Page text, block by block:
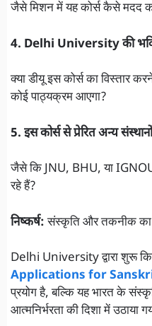
जैसे मिशन में यह कोर्स कैसे मदद
4. Delhi University की
क्या डीयू इस कोर्स का विस्तार
कोई पाठ्यक्रम आएगा?
5. इस कोर्स से प्रेरित अन्य
जैसे कि JNU, BHU, या
रहे हैं?
निष्कर्ष:संस्कृति और तकनीक का
Delhi University द्वारा शुरू
Applications for
प्रयोग है, बल्कि यह भारत के
आत्मनिर्भरता की दिशा में उठाया